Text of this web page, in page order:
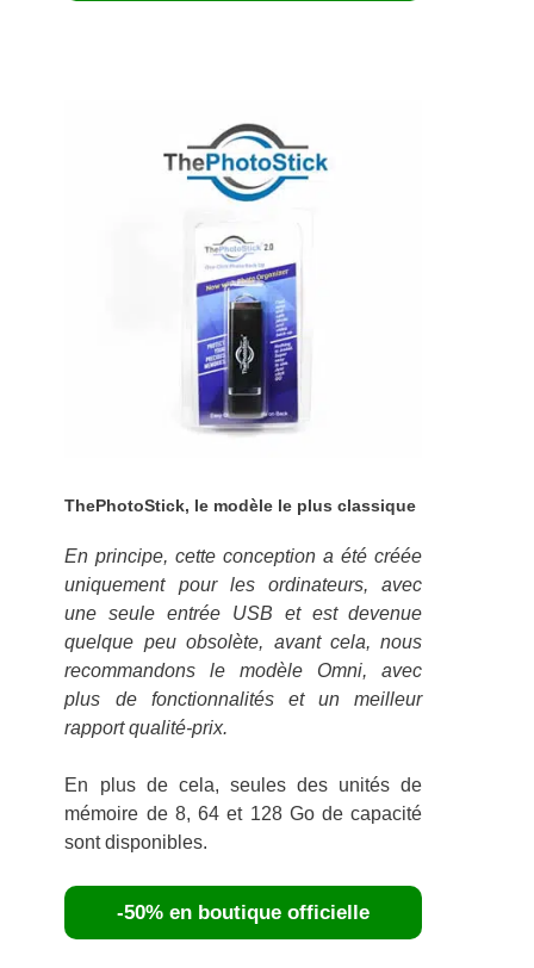
ThePhotoStick, le modèle le plus classique
En principe, cette conception a été créée
uniquement pour les ordinateurs, avec
une seule entrée USB et est devenue
quelque peu obsolète, avant cela, nous
recommandons le modèle Omni, avec
plus de fonctionnalités et un meilleur
rapport qualité-prix.
En plus de cela, seules des unités de
mémoire de 8, 64 et 128 Go de capacité
sont disponibles.
-50% en boutique officielle